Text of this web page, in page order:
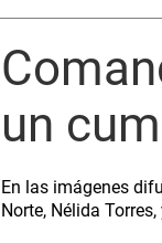
un
En las imágenes
Norte, Nélida